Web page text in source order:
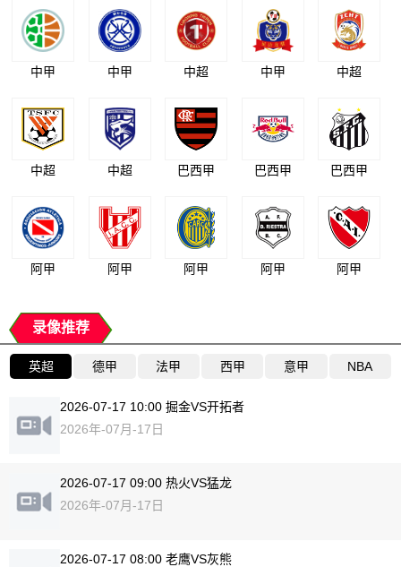
中甲 中甲 中超 中甲 中超
中超 中超 巴西甲 巴西甲 巴西甲
阿甲 阿甲 阿甲 阿甲 阿甲
录像推荐
英超 德甲 法甲 西甲 意甲 NBA
2026-07-17 10:00 掘金VS开拓者
2026年-07月-17日
2026-07-17 09:00 热火VS猛龙
2026年-07月-17日
2026-07-17 08:00 老鹰VS灰熊